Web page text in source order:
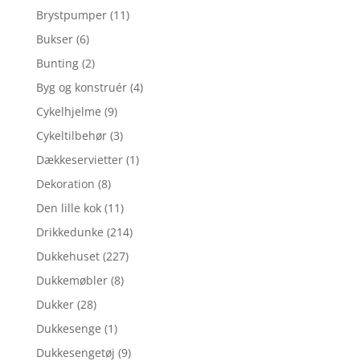
Brystpumper (11)
Bukser (6)
Bunting (2)
Byg og konstruér (4)
Cykelhjelme (9)
Cykeltilbehør (3)
Dækkeservietter (1)
Dekoration (8)
Den lille kok (11)
Drikkedunke (214)
Dukkehuset (227)
Dukkemøbler (8)
Dukker (28)
Dukkesenge (1)
Dukkesengetøj (9)